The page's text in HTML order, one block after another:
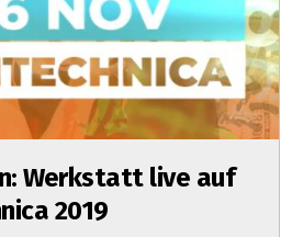
Werkstatt live auf
2019